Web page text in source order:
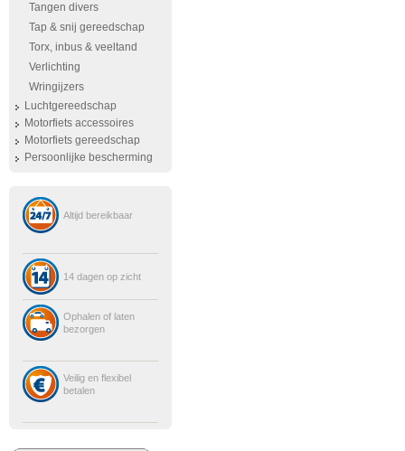
Tangen divers
Tap & snij gereedschap
Torx, inbus & veeltand
Verlichting
Wringijzers
Luchtgereedschap
Motorfiets accessoires
Motorfiets gereedschap
Persoonlijke bescherming
Altijd bereikbaar
14 dagen op zicht
Ophalen of laten
bezorgen
Veilig en flexibel
betalen